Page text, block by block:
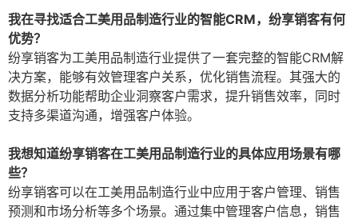
我在寻找适合工美用品制造行业的智能CRM，纷享销客有何
优势？
纷享销客为工美用品制造行业提供了一套完整的智能CRM解
决方案，能够有效管理客户关系，优化销售流程。其强大的
数据分析功能帮助企业洞察客户需求，提升销售效率，同时
支持多渠道沟通，增强客户体验。
我想知道纷享销客在工美用品制造行业的具体应用场景有哪
些？
纷享销客可以在工美用品制造行业中应用于客户管理、销售
预测和市场分析等多个场景。通过集中管理客户信息，销售